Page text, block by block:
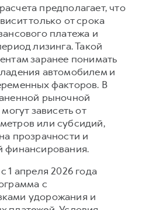
клиентов
предполагает, что
только от срока
платежа и
лизинга. Такой
заранее понимать
автомобилем и
факторов. В
рыночной
зависеть от
или субсидий,
прозрачности и
финансирования.
1 апреля 2026 года
с
удорожания и